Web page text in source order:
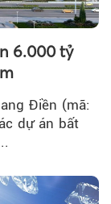
6.000 tỷ
Điền (mã:
dự án bất